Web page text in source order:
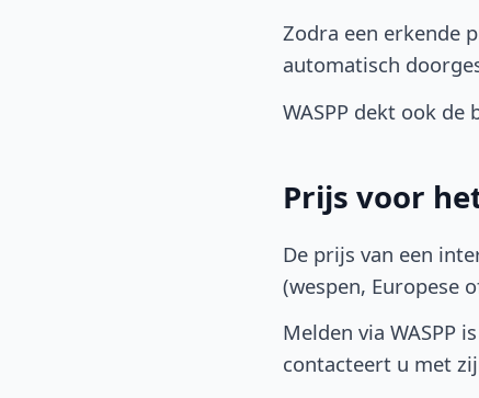
Zodra een erkende
automatisch
WASPP dekt ook
Prijs voor
De prijs van een
(wespen, Europese
Melden via WASPP
contacteert u met